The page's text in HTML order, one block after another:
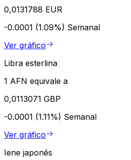
0,0131788 EUR
-0.0001 (1.09%) Semanal
Ver gráfico
Libra esterlina
1 AFN equivale a
0,0113071 GBP
-0.0001 (1.11%) Semanal
Ver gráfico
Iene japonês